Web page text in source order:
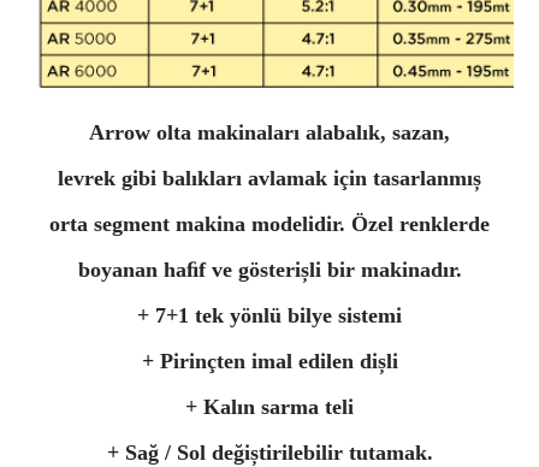
Arrow olta makinaları alabalık, sazan,
levrek gibi balıkları avlamak için tasarlanmıș
orta segment makina modelidir. Özel renklerde
boyanan haﬁf ve gösterișli bir makinadır.
+ 7+1 tek yönlü bilye sistemi
+ Pirinçten imal edilen dișli
+ Kalın sarma teli
+ Sağ / Sol değiștirilebilir tutamak.